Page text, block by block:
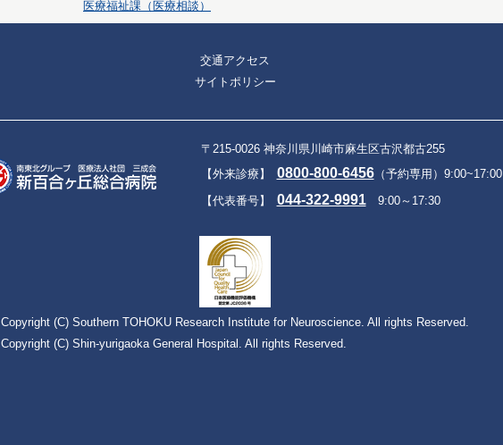
医療福祉課（医療相談）
交通アクセス
サイトポリシー
〒215-0026 神奈川県川崎市麻生区古沢都古255
【外来診療】 0800-800-6456（予約専用）9:00~17:00
【代表番号】 044-322-99919:00～17:30
Copyright (C) Southern TOHOKU Research Institute for Neuroscience. All rights Reserved.
Copyright (C) Shin-yurigaoka General Hospital. All rights Reserved.